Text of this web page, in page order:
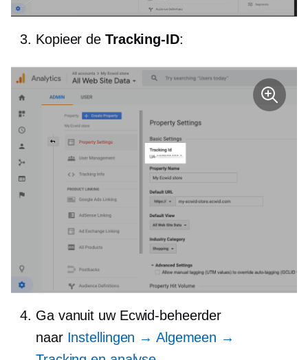
Kopieer de Tracking-ID:
Ga vanuit uw Ecwid-beheerder
naar Instellingen → Algemeen →